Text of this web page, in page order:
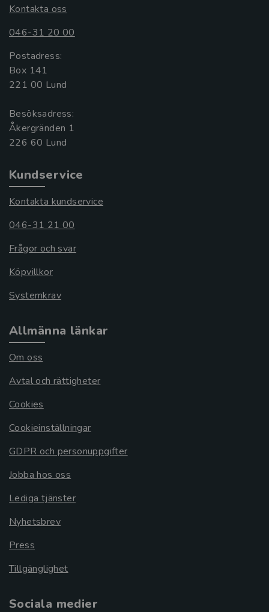
Kontakta oss
046-31 20 00
Postadress:
Box 141
221 00 Lund
Besöksadress:
Åkergränden 1
Kundservice
Kontakta kundservice
046-31 21 00
Frågor och svar
Köpvillkor
Systemkrav
Allmänna länkar
Om oss
Avtal och rättigheter
Cookies
Cookieinställningar
GDPR och personuppgifter
Jobba hos oss
Lediga tjänster
Nyhetsbrev
Press
Tillgänglighet
Sociala medier